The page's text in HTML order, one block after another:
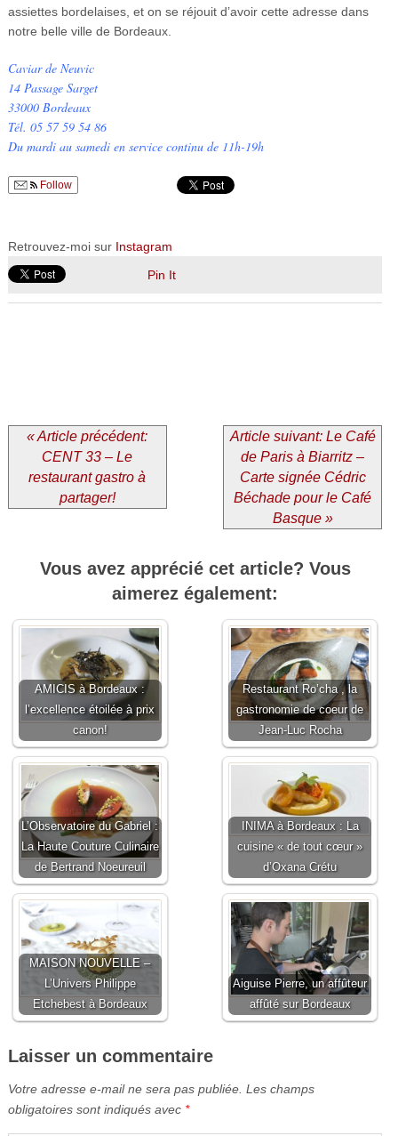
assiettes bordelaises, et on se réjouit d’avoir cette adresse dans
notre belle ville de Bordeaux.
Caviar de Neuvic
14 Passage Sarget
33000 Bordeaux
Tél. 05 57 59 54 86
Du mardi au samedi en service continu de 11h-19h
Follow
Retrouvez-moi sur Instagram
Pin It
« Article précédent:
CENT 33 – Le
restaurant gastro à
partager!
Article suivant: Le Café
de Paris à Biarritz –
Carte signée Cédric
Béchade pour le Café
Basque »
Vous avez apprécié cet article? Vous
aimerez également:
AMICIS à Bordeaux :
l’excellence étoilée à prix
canon!
Restaurant Ro’cha , la
gastronomie de coeur de
Jean-Luc Rocha
L’Observatoire du Gabriel :
La Haute Couture Culinaire
de Bertrand Noeureuil
INIMA à Bordeaux : La
cuisine « de tout cœur »
d’Oxana Crétu
MAISON NOUVELLE –
L’Univers Philippe
Etchebest à Bordeaux
Aiguise Pierre, un affûteur
affûté sur Bordeaux
Laisser un commentaire
Votre adresse e-mail ne sera pas publiée. Les champs
obligatoires sont indiqués avec *